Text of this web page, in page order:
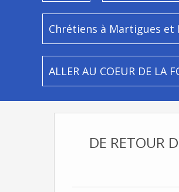
Chrétiens à Martigues et
ALLER AU COEUR DE LA
DE RETOUR